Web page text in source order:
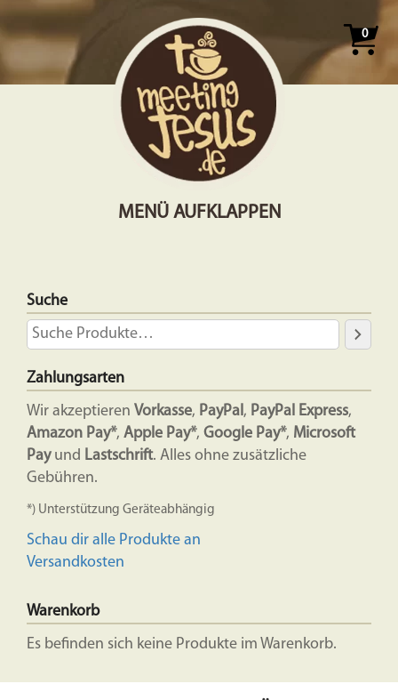
0
MENÜ AUFKLAPPEN
Suche
Zahlungsarten
Wir akzeptieren Vorkasse, PayPal, PayPal Express,
Amazon Pay*, Apple Pay*, Google Pay*, Microsoft
Payund Lastschrift. Alles ohne zusätzliche
Gebühren.
*) Unterstützung Geräteabhängig
Schau dir alle Produkte an
Versandkosten
Warenkorb
Es befinden sich keine Produkte im Warenkorb.